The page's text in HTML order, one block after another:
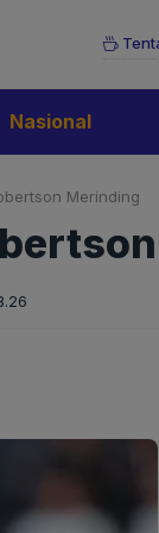
Nasional
Merinding